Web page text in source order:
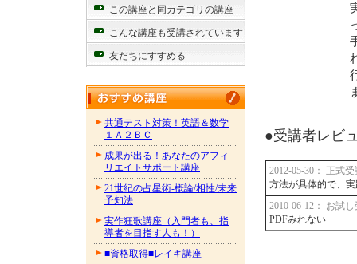
この講座と同カテゴリの講座
こんな講座も受講されています
友だちにすすめる
共通テスト対策！英語＆数学
１Ａ２ＢＣ
成果が出る！あなたのアフィ
リエイトサポート講座
21世紀の占星術-概論/相性/未来
予知法
実作狂歌講座（入門者も、指
導者を目指す人も！）
■資格取得■レイキ講座
●受講者レビ
2012-05-30： 正式
方法が具体的で、
2010-06-12： お試
PDFみれない